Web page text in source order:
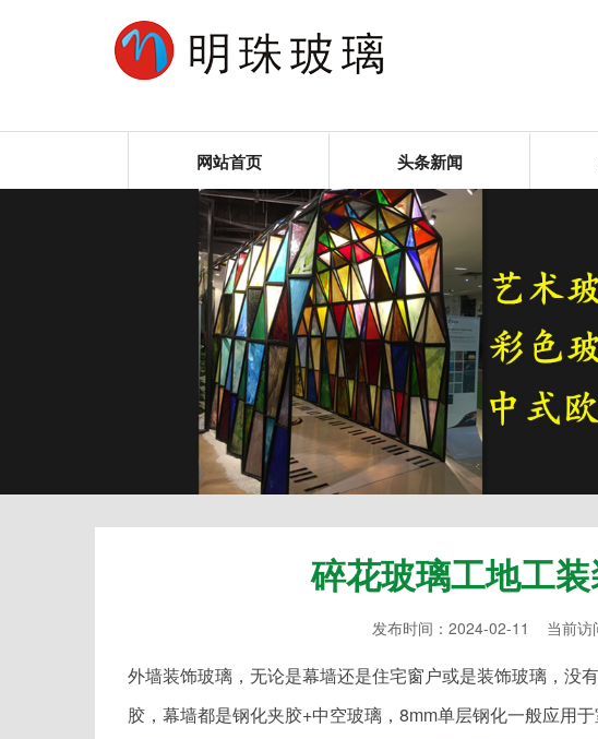
网站首页 头条新闻
碎花玻璃工地工
发布时间：2024-02-11 当前访
外墙装饰玻璃，无论是幕墙还是住宅窗户或是装饰玻璃，没
胶，幕墙都是钢化夹胶+中空玻璃，8mm单层钢化一般应用于